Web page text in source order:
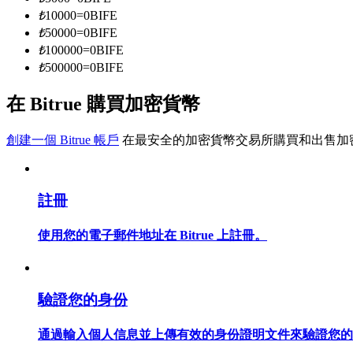
成為跟單交易員
合約資訊
₺10000=0BIFE
₺50000=0BIFE
₺100000=0BIFE
₺500000=0BIFE
在 Bitrue 購買加密貨幣
創建一個 Bitrue 帳戶 在最安全的加密貨幣交易所購買和出售加
註冊
使用您的電子郵件地址在 Bitrue 上註冊。
驗證您的身份
通過輸入個人信息並上傳有效的身份證明文件來驗證您的